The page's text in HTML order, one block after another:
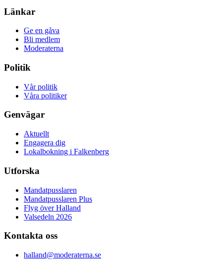
Länkar
Ge en gåva
Bli medlem
Moderaterna
Politik
Vår politik
Våra politiker
Genvägar
Aktuellt
Engagera dig
Lokalbokning i Falkenberg
Utforska
Mandatpusslaren
Mandatpusslaren Plus
Flyg över Halland
Valsedeln 2026
Kontakta oss
halland@moderaterna.se